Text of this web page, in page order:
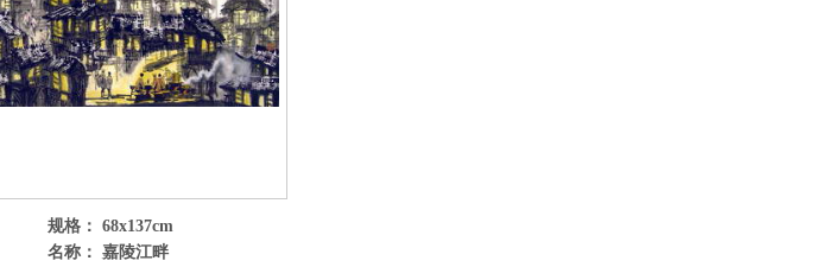
规格： 68x137cm
名称： 嘉陵江畔